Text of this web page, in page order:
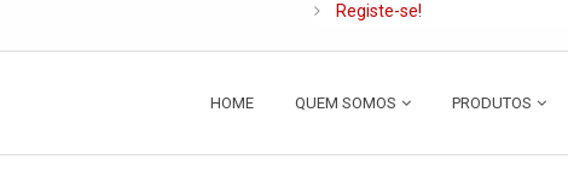
Registe-se!
HOME QUEM SOMOS PRODUTOS